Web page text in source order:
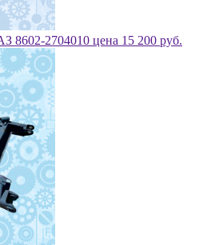
8602-2704010 цена 15 200 руб.